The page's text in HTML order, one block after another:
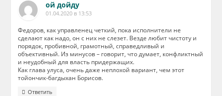
ой дойду
01.04.2020 в 13:53
Федоров, как управленец четкий, пока исполнители не
сделают как надо, он с них не слезет. Везде любит чистоту и
порядок, пробивной, грамотный, справедливый и
объективный. Из минусов – говорит, что думает, конфликтный
и неудобный для власть придержащих.
Как глава улуса, очень даже неплохой вариант, чем этот
тойончик-багдыхан Борисов.
Ответить